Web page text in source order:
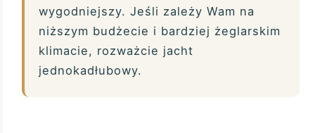
wygodniejszy. Jeśli zależy Wam na
niższym budżecie i bardziej żeglarskim
klimacie, rozważcie jacht
jednokadłubowy.